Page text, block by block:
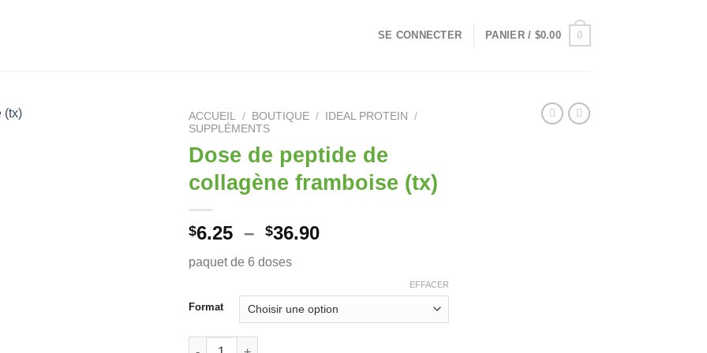
SE CONNECTER PANIER / $0.00 0
ACCUEIL / BOUTIQUE / IDEAL PROTEIN
/
SUPPLÉMENTS
Dose de peptide de
collagène framboise (tx)
$6.25 – $36.90Plage
à
$36.90
paquet de 6 doses
Format
EFFACER
quantité de Dose de peptide de collagène framboise (tx)